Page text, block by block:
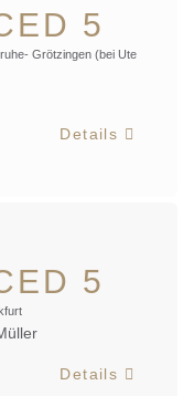
5
Grötzingen (bei Ute
Details
5
Details